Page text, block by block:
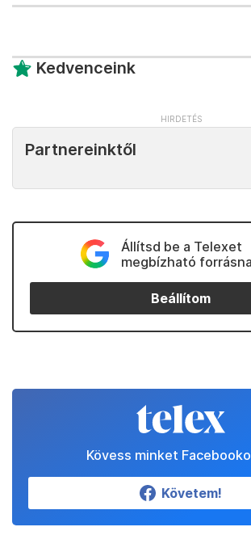
Kedvenceink
Partnereinktől
Állítsd be a Telexet
megbízható
Beállítom
Kövess minket
Követem!